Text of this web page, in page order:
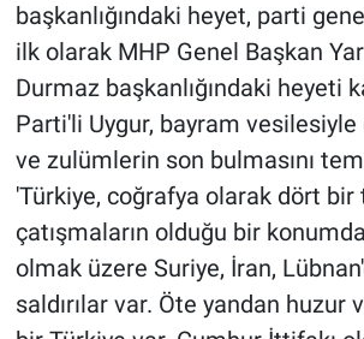
başkanlığındaki heyet, parti
ilk olarak MHP Genel Başkan
Durmaz başkanlığındaki heyeti
Parti'li Uygur, bayram vesilesiyle
ve zulümlerin son bulmasını
'Türkiye, coğrafya olarak dört bir
çatışmaların olduğu bir
olmak üzere Suriye, İran,
saldırılar var. Öte yandan huzur
Günün görüntüsü
Haber
İlan
Kimdir
Koronavirüs